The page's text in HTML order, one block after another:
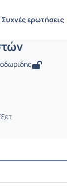
Συχνές ερωτήσεις
Έγγραφα